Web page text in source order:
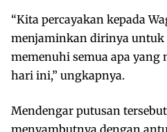
“Kita percayakan kepada
menjaminkan dirinya untuk
memenuhi semua apa
hari ini,” ungkapnya.
Mendengar putusan
menyambutnya dengan